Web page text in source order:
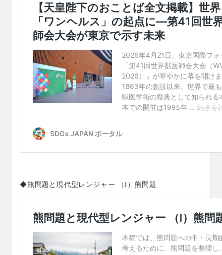
◆熊問題と現代型レンジャー （I）熊問題